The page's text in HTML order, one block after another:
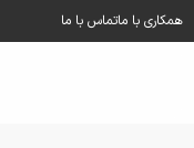
همکاری با ماتماس با ما